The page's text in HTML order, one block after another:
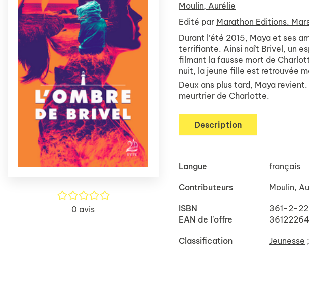
/5
0 avis
Moulin, Aurélie
Edité par Marathon Editions.
Durant l’été 2015, Maya et ses
terrifiante. Ainsi naît Brivel, un
filmant la fausse mort de
nuit, la jeune fille est retrouvée
Deux ans plus tard, Maya
meurtrier de Charlotte.
Description
Langue français
Contributeurs Moulin,
ISBN
361-2-
EAN de l'offre
Classification Jeunesse ;